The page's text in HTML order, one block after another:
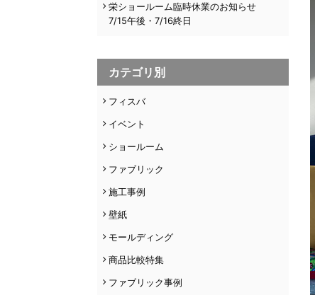
栄ショールーム臨時休業のお知らせ
7/15午後・7/16終日
カテゴリ別
フィスバ
イベント
ショールーム
ファブリック
施工事例
壁紙
モールディング
商品比較特集
ファブリック事例